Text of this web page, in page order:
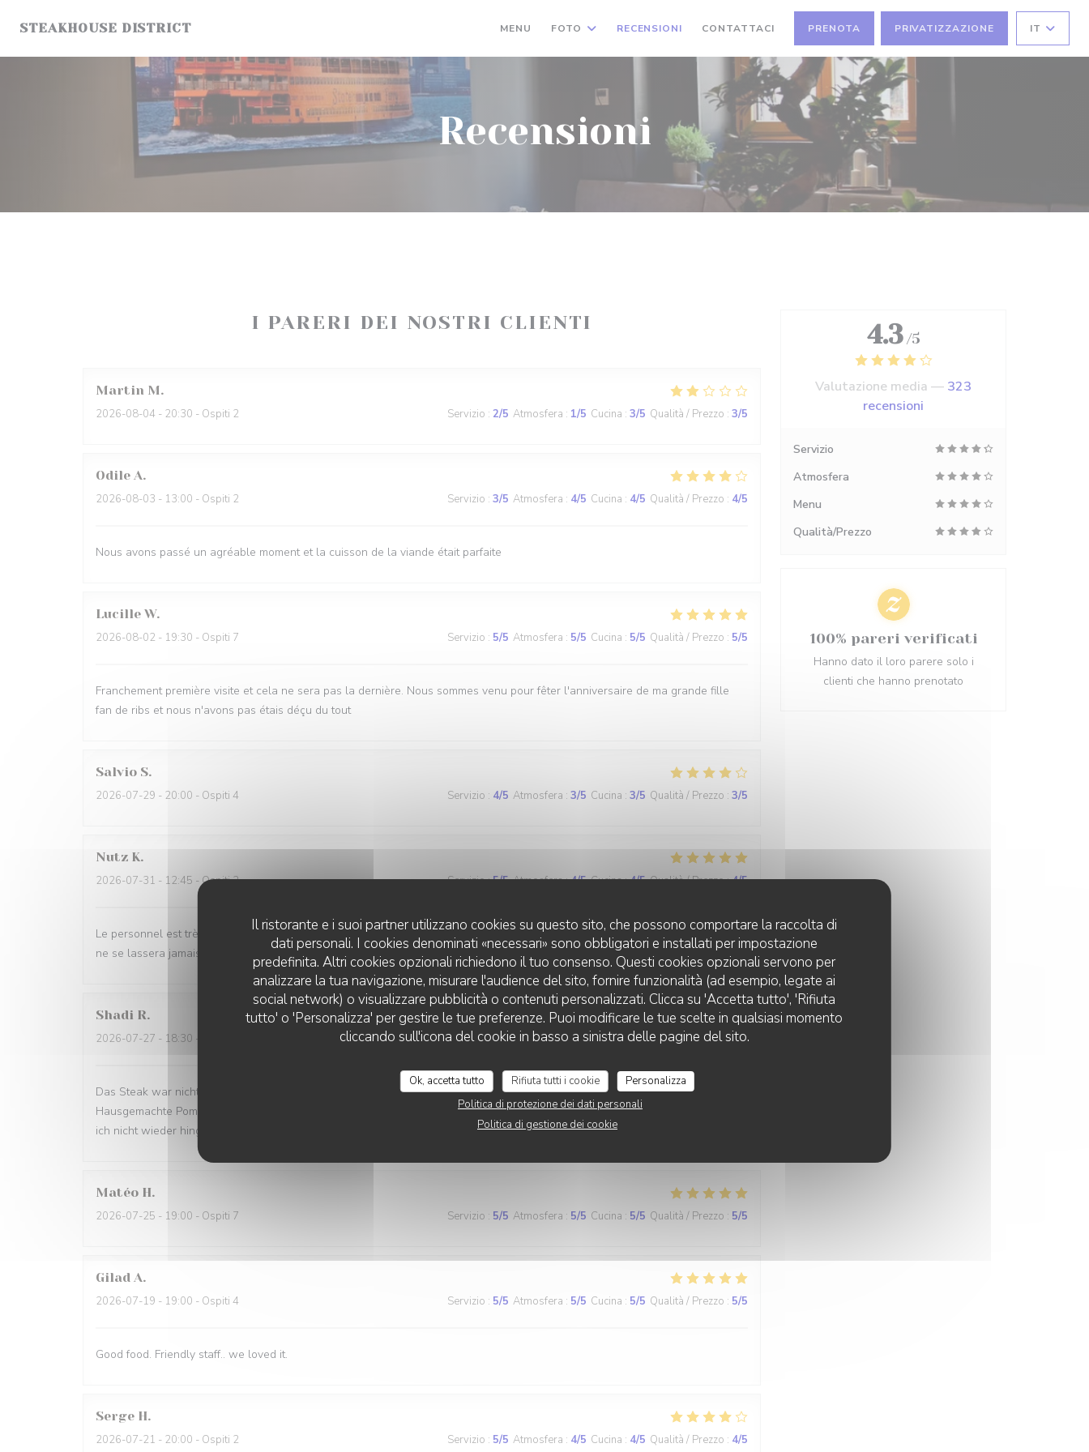
Il ristorante e i suoi partner utilizzano cookies su questo sito, che possono comportare la raccolta di
dati personali. I cookies denominati «necessari» sono obbligatori e installati per impostazione
predefinita. Altri cookies opzionali richiedono il tuo consenso. Questi cookies opzionali servono per
analizzare la tua navigazione, misurare l'audience del sito, fornire funzionalità (ad esempio, legate ai
social network) o visualizzare pubblicità o contenuti personalizzati. Clicca su 'Accetta tutto', 'Rifiuta
tutto' o 'Personalizza' per gestire le tue preferenze. Puoi modificare le tue scelte in qualsiasi momento
cliccando sull'icona del cookie in basso a sinistra delle pagine del sito.
Ok, accetta tutto Rifiuta tutti i cookie
Personalizza
Politica di protezione dei dati personali
Politica di gestione dei cookie
STEAKHOUSE DISTRICT MENU FOTO RECENSIONI CONTATTACI PRENOTA PRIVATIZZAZIONE IT
Recensioni
I PARERI DEI NOSTRI CLIENTI
Martin M
2026-08-04 - 20:30 - Ospiti 2 Servizio : 2/5 Atmosfera : 1/5 Cucina : 3/5 Qualità / Prezzo : 3/5
Odile A
2026-08-03 - 13:00 - Ospiti 2 Servizio : 3/5 Atmosfera : 4/5 Cucina : 4/5 Qualità / Prezzo : 4/5
Nous avons passé un agréable moment et la cuisson de la viande était parfaite
Lucille W
2026-08-02 - 19:30 - Ospiti 7 Servizio : 5/5 Atmosfera : 5/5 Cucina : 5/5 Qualità / Prezzo : 5/5
Franchement première visite et cela ne sera pas la dernière. Nous sommes venu pour fêter l'anniversaire de ma grande fille
fan de ribs et nous n'avons pas étais déçu du tout
Salvio S
2026-07-29 - 20:00 - Ospiti 4 Servizio : 4/5 Atmosfera : 3/5 Cucina : 3/5 Qualità / Prezzo : 3/5
Nutz K
2026-07-31 - 12:45 - Ospiti 2 Servizio:5/5 Atmosfera:4/5 Cucina:4/5 Qualità / Prezzo:4/5
Le personnel est très sympathique et communicatif, nous avons rapidement été servis et les plats sont toujours aussi bons. On
ne se lassera jamais de ces frites !
Shadi R
2026-07-27 - 18:30 - Ospiti 2 Servizio:4/5 Atmosfera: 4/5 Cucina: 1/5 Qualità / Prezzo: 1/5
Das Steak war nicht frisch, sondern nur warm gemacht. Es war trocken wie eine Schuhsohle. Hab sowas noch nie erlebt..
Hausgemachte Pommes würde ich nicht weiterempfehlen zu matschig und zu fettig haben nichts von Pommes gehabt. Würde
ich nicht wieder hingehen
Matéo H
2026-07-25 - 19:00 - Ospiti 7 Servizio : 5/5 Atmosfera : 5/5 Cucina : 5/5 Qualità / Prezzo : 5/5
Gilad A
2026-07-19 - 19:00 - Ospiti 4 Servizio : 5/5 Atmosfera : 5/5 Cucina : 5/5 Qualità / Prezzo : 5/5
Good food. Friendly staff.. we loved it.
Serge H
2026-07-21 - 20:00 - Ospiti 2 Servizio : 5/5 Atmosfera : 4/5 Cucina : 4/5 Qualità / Prezzo : 4/5
4.3 /5
Valutazione media — 323
recensioni
Servizio
Atmosfera
Menu
Qualità/Prezzo
100% pareri verificati
Hanno dato il loro parere solo i
clienti che hanno prenotato
STEAKHOUSE DISTRICT